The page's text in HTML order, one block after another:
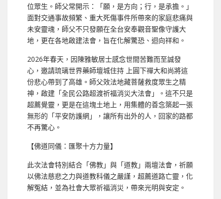
位眾生。師父常開示：「願，是方向；行，是承擔。」
面對交通事故頻繁、重大死傷事件所帶來的家庭悲痛與
未安靈魂，師父不只發願在全台安奉觀音聖像守護大
地，更在各地啟建法會，旨在化解驚恐、迴向祥和。
2026年春天，因陳雅敏居士感念世間苦難而至誠發
心，邀請琉璃世界藥師壇城住持 上圓下禪大和尚將這
份悲心帶到了高雄。師父效法地藏菩薩救度眾生之精
神，啟建「全民公路超渡祈福消災大法會」。這不只是
超薦覺靈，更是在這塊土地上，用集體的善念築起一張
無形的「平安防護網」，讓所有出外的人，回家的路都
不再驚心。
【佛道同儀：匯聚十方力量】
此次法會特別結合「佛教」與「道教」兩壇法會，祈願
以佛法慈悲之力與道教科儀之嚴謹，超薦道路亡靈，化
解冤結，並為社會大眾祈福消災，帶來光明與安定。